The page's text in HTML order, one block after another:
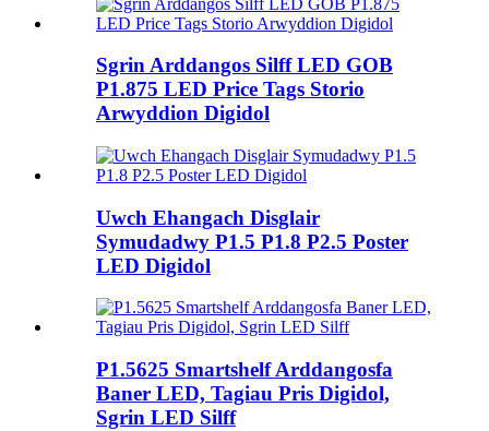
Sgrin Arddangos Silff LED GOB
P1.875 LED Price Tags Storio
Arwyddion Digidol
Uwch Ehangach Disglair
Symudadwy P1.5 P1.8 P2.5 Poster
LED Digidol
P1.5625 Smartshelf Arddangosfa
Baner LED, Tagiau Pris Digidol,
Sgrin LED Silff